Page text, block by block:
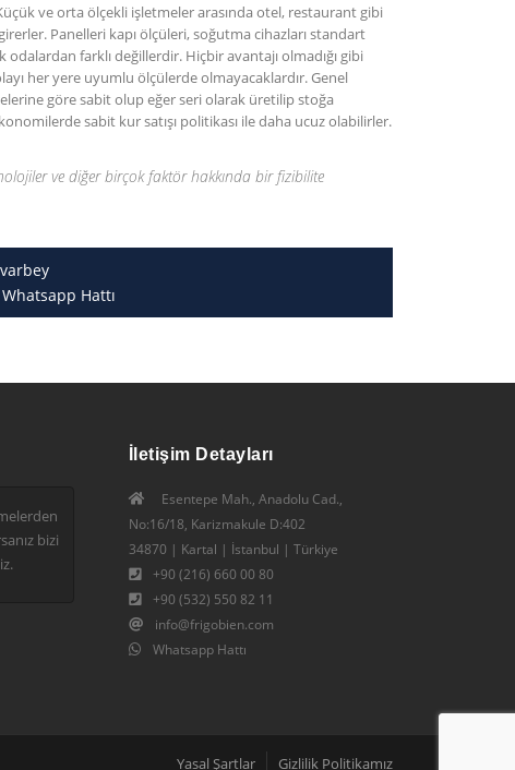
ve orta ölçekli işletmeler arasında otel, restaurant gibi
Panelleri kapı ölçüleri, soğutma cihazları standart
farklı değillerdir. Hiçbir avantajı olmadığı gibi
her yere uyumlu ölçülerde olmayacaklardır. Genel
göre sabit olup eğer seri olarak üretilip stoğa
sabit kur satışı politikası ile daha ucuz olabilirler.
ve diğer birçok faktör hakkında bir fizibilite
Hattı
bizi
İletişim Detayları
Esentepe Mah., Anadolu Cad.,
No:16/18, Karizmakule D:402
34870 | Kartal | İstanbul | Türkiye
+90 (216) 660 00 80
+90 (532) 550 82 11
info@frigobien.com
Whatsapp Hattı
Yasal Şartlar Gizlilik Politikamız